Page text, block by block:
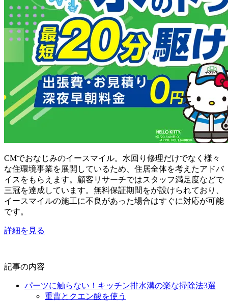
CMでおなじみのイースマイル。水回り修理だけでなく様々
な住環境事業を展開しているため、住居全体を考えたアドバ
イスをもらえます。顧客リサーチではスタッフ満足度などで
三冠を達成しています。無料保証期間をが設けられており、
イースマイルの施工に不良があった場合はすぐに対応が可能
です。
詳細を見る
記事の内容
パーツに触らない！キッチン排水溝の楽な掃除法3選
重曹とクエン酸を使う